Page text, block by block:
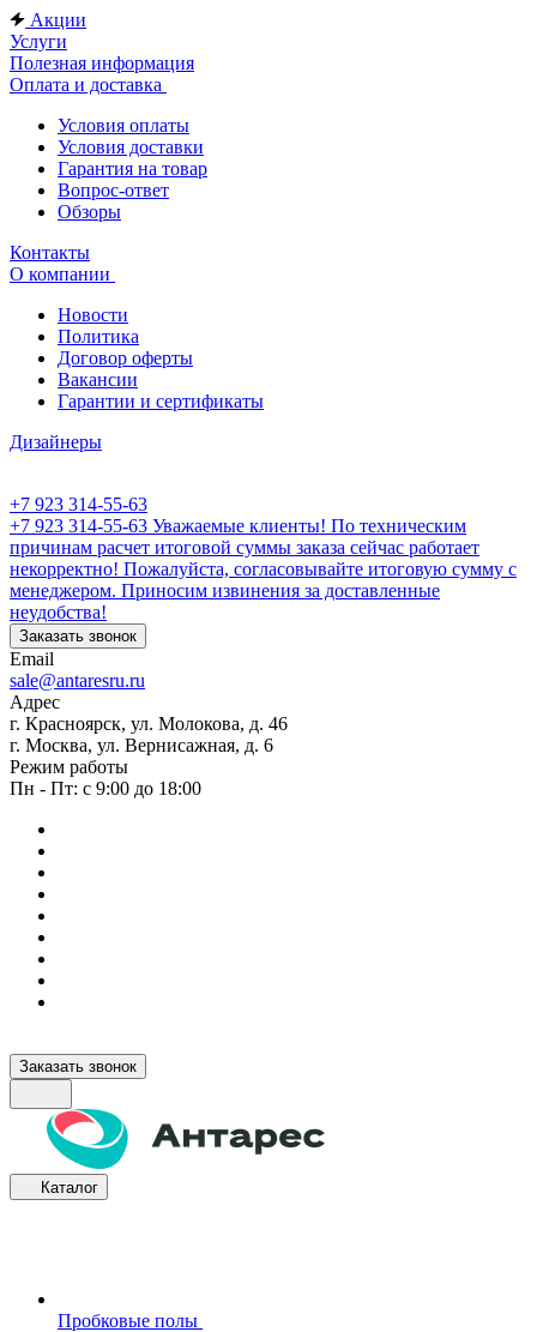
Акции
Услуги
Полезная информация
Оплата и доставка
Условия оплаты
Условия доставки
Гарантия на товар
Вопрос-ответ
Обзоры
Контакты
О компании
Новости
Политика
Договор оферты
Вакансии
Гарантии и сертификаты
Дизайнеры
+7 923 314-55-63
+7 923 314-55-63 Уважаемые клиенты! По техническим
причинам расчет итоговой суммы заказа сейчас работает
некорректно! Пожалуйста, согласовывайте итоговую сумму с
менеджером. Приносим извинения за доставленные
неудобства!
Заказать звонок
Email
sale@antaresru.ru
Адрес
г. Красноярск, ул. Молокова, д. 46
г. Москва, ул. Вернисажная, д. 6
Режим работы
Пн - Пт: с 9:00 до 18:00
Заказать звонок
Каталог
Пробковые полы